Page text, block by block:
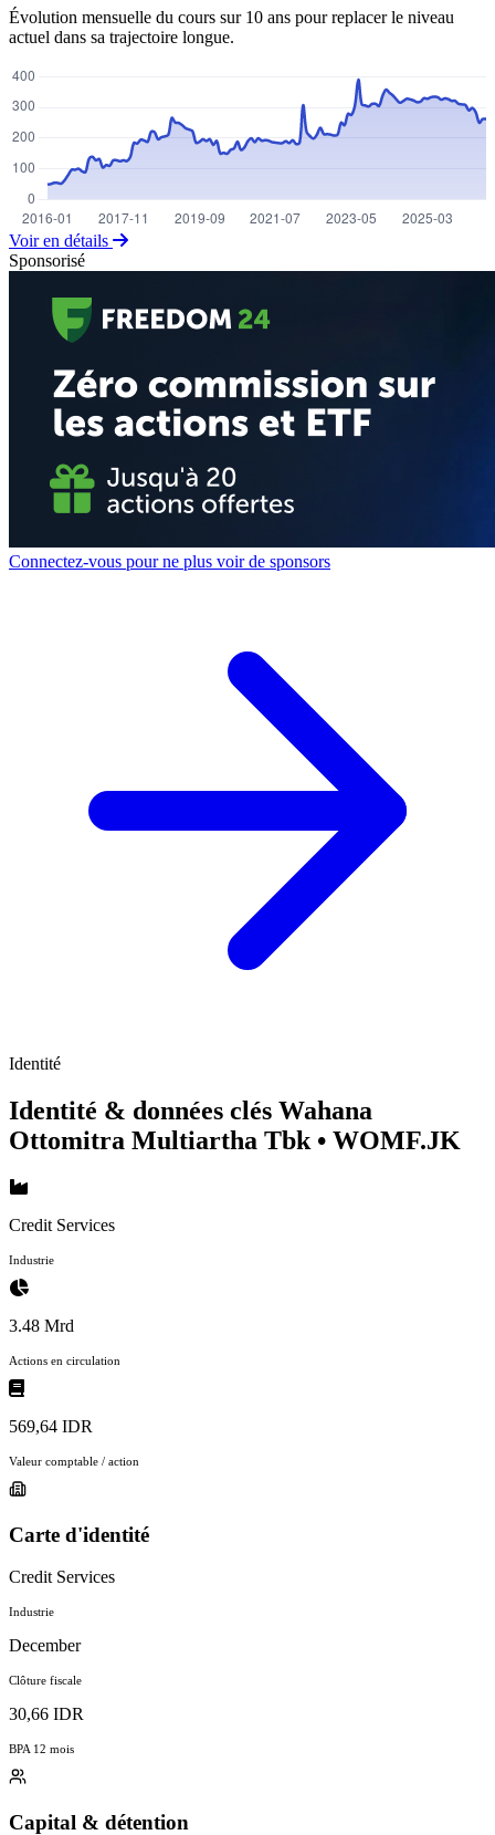
Évolution mensuelle du cours sur 10 ans pour replacer le niveau
actuel dans sa trajectoire longue.
Voir en détails
Sponsorisé
Connectez-vous pour ne plus voir de sponsors
Identité
Identité & données clés Wahana
Ottomitra Multiartha Tbk • WOMF.JK
Credit Services
Industrie
3.48 Mrd
Actions en circulation
569,64 IDR
Valeur comptable / action
Carte d'identité
Credit Services
Industrie
December
Clôture fiscale
30,66 IDR
BPA 12 mois
Capital & détention